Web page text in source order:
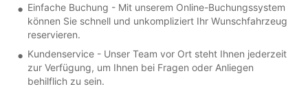
Einfache Buchung - Mit unserem Online-Buchungssystem
können Sie schnell und unkompliziert Ihr Wunschfahrzeug
reservieren.
Kundenservice - Unser Team vor Ort steht Ihnen jederzeit
zur Verfügung, um Ihnen bei Fragen oder Anliegen
behilflich zu sein.